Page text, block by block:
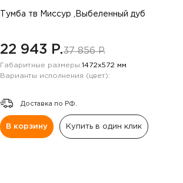
Тумба тв Миссур ,Выбеленный дуб
22 943 P.37 856 P.
Габаритные размеры:1472х572 мм
Варианты исполнения (цвет):
Доставка по РФ.
В корзину Купить в один клик